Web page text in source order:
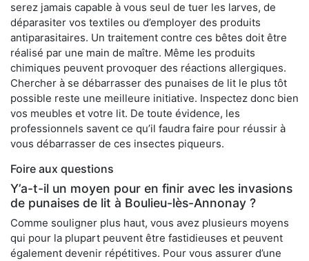
serez jamais capable à vous seul de tuer les larves, de
déparasiter vos textiles ou d’employer des produits
antiparasitaires. Un traitement contre ces bêtes doit être
réalisé par une main de maître. Même les produits
chimiques peuvent provoquer des réactions allergiques.
Chercher à se débarrasser des punaises de lit le plus tôt
possible reste une meilleure initiative. Inspectez donc bien
vos meubles et votre lit. De toute évidence, les
professionnels savent ce qu’il faudra faire pour réussir à
vous débarrasser de ces insectes piqueurs.
Foire aux questions
Y’a-t-il un moyen pour en finir avec les invasions
de punaises de lit à Boulieu-lès-Annonay ?
Comme souligner plus haut, vous avez plusieurs moyens
qui pour la plupart peuvent être fastidieuses et peuvent
également devenir répétitives. Pour vous assurer d’une